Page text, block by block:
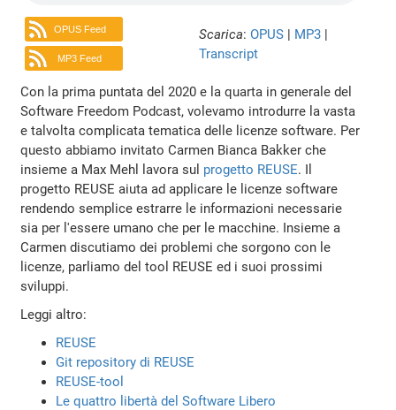
OPUS Feed
MP3 Feed
Scarica:OPUS | MP3 |
Transcript
Con la prima puntata del 2020 e la quarta in generale del
Software Freedom Podcast, volevamo introdurre la vasta
e talvolta complicata tematica delle licenze software. Per
questo abbiamo invitato Carmen Bianca Bakker che
insieme a Max Mehl lavora sul progetto REUSE. Il
progetto REUSE aiuta ad applicare le licenze software
rendendo semplice estrarre le informazioni necessarie
sia per l'essere umano che per le macchine. Insieme a
Carmen discutiamo dei problemi che sorgono con le
licenze, parliamo del tool REUSE ed i suoi prossimi
sviluppi.
Leggi altro:
REUSE
Git repository di REUSE
REUSE-tool
Le quattro libertà del Software Libero